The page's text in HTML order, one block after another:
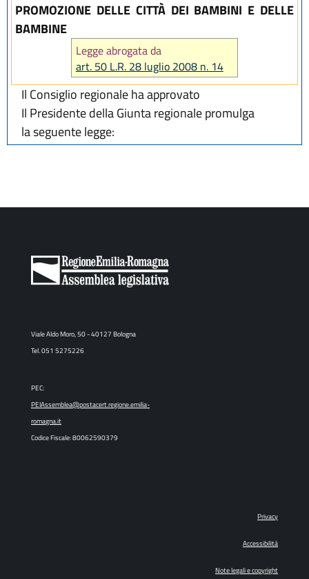
PROMOZIONE DELLE CITTÀ DEI BAMBINI E DELLE
BAMBINE
Legge abrogata da
art. 50 L.R. 28 luglio 2008 n. 14
Il Consiglio regionale ha approvato
Il Presidente della Giunta regionale promulga
la seguente legge:
Viale Aldo Moro, 50 - 40127 Bologna
Tel. 051 5275226
PEC:
PEIAssemblea@postacert.regione.emilia-
romagna.it
Codice Fiscale: 80062590379
Privacy
Accessibilità
Note legali e copyright